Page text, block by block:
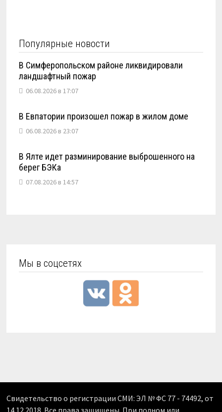
Популярные новости
В Симферопольском районе ликвидировали
ландшафтный пожар
06.08.2026 в 17:07
В Евпатории произошел пожар в жилом доме
06.08.2026 в 23:07
В Ялте идет разминирование выброшенного на
берег БЭКа
07.08.2026 в 14:57
Мы в соцсетях
Свидетельство о регистрации СМИ: ЭЛ № ФС 77 - 74492, от
14.12.2018. Все права защищены. При полном или